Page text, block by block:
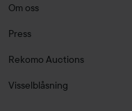
Om oss
Press
Rekomo Auctions
Visselblåsning